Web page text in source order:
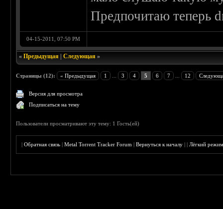
Предпочитаю теперь
04-15-2011, 07:50 PM
«Предыдущая |Следующая »
Страницы (12): « Предыдущая 1 3 4 5 6 7 12
Версия для просмотра
Подписаться на тему
Пользователи просматривают эту тему: 1 Гость(ей)
|Обратная связь |Metal Torrent Tracker Forum |Вернуться к началу ||Лёгкий